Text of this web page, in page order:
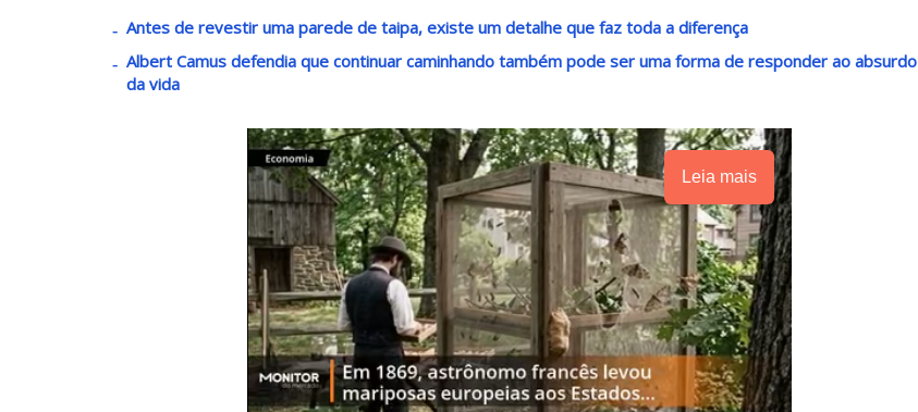
Antes de revestir uma parede de taipa, existe um detalhe que faz toda a diferença
Albert Camus defendia que continuar caminhando também pode ser uma forma de responder ao absurdo
da vida
Leia mais